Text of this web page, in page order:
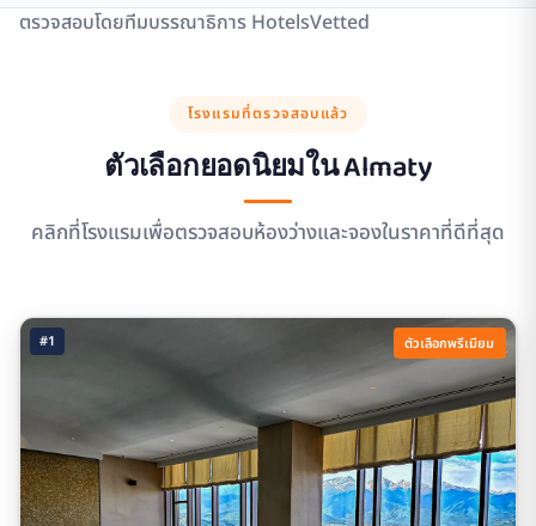
ตรวจสอบโดยทีมบรรณาธิการ HotelsVetted
โรงแรมที่ตรวจสอบแล้ว
ตัวเลือกยอดนิยมในAlmaty
คลิกที่โรงแรมเพื่อตรวจสอบห้องว่างและจองในราคาที่ดีที่สุด
#1 ตัวเลือกพรีเมียม